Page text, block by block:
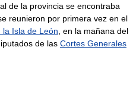
de la provincia se encontraba
se reunieron por primera vez en el
la Isla de León , en la mañana del
de las Cortes Generales